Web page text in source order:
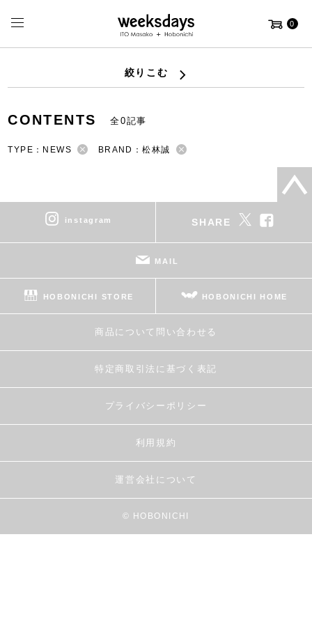
0
絞りこむ
CONTENTS 全0記事
TYPE：NEWS BRAND：松林誠
instagram SHARE
MAIL
HOBONICHI STORE HOBONICHI HOME
商品について問い合わせる
特定商取引法に基づく表記
プライバシーポリシー
利用規約
運営会社について
© HOBONICHI